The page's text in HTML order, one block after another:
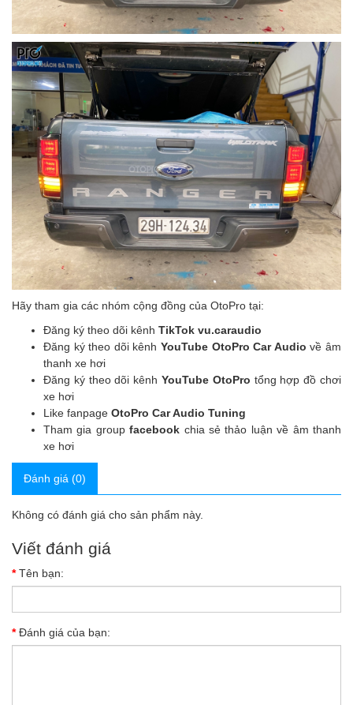
Hãy tham gia các nhóm cộng đồng của OtoPro tại:
Đăng ký theo dõi kênh TikTok vu.caraudio
Đăng ký theo dõi kênh YouTube OtoPro Car Audio về âm
thanh xe hơi
Đăng ký theo dõi kênh YouTube OtoPro tổng hợp đồ chơi
xe hơi
Like fanpage OtoPro Car Audio Tuning
Tham gia groupfacebook chia sẻ thảo luận về âm thanh
xe hơi
Đánh giá (0)
Không có đánh giá cho sản phẩm này.
Viết đánh giá
Tên bạn:
Đánh giá của bạn: